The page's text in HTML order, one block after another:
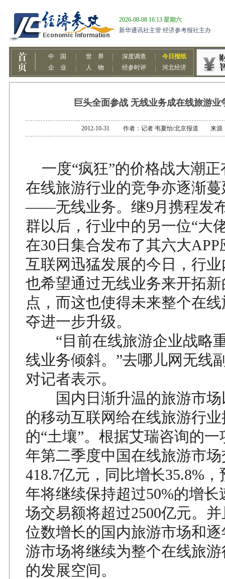
巨头全面参战 无线业务成在线旅游业
2012-10-31 作者：记者 韦夏怡/北京报道 来源
一度“疯狂”的价格战大潮正
在线旅游行业的竞争亦逐渐
——无线业务。继9月携程发
群以后，行业中的另一位“大
在30日集合发布了其六大
互联网迅猛发展的今日，行
也希望通过无线业务来开拓
点，而这也使得未来整个在
夺进一步升级。
“目前在线旅游企业战略
线业务倾斜。”去哪儿网无线
对记者表示。
国内日渐升温的旅游市场
的移动互联网给在线旅游行
的“土壤”。根据艾瑞咨询的一
年第二季度中国在线旅游市
418.7亿元，同比增长35.8%，
年将继续保持超过50%的增长
场交易额将超过2500亿元。
位数增长的国内旅游市场和
游市场将继续为整个在线旅
的发展空间。